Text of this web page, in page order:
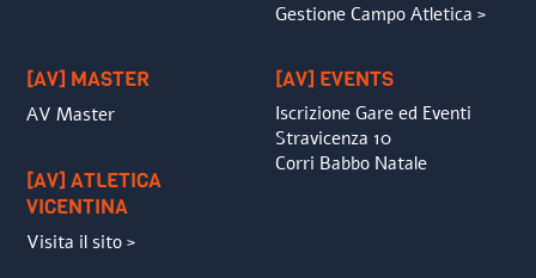
Gestione Campo Atletica >
[AV] MASTER
AV Master
[AV] ATLETICA
VICENTINA
Visita il sito >
[AV] EVENTS
Iscrizione Gare ed Eventi
Stravicenza 10
Corri Babbo Natale